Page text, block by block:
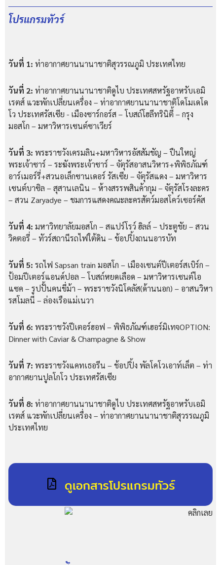
โปรแกรมทัวร์
วันที่ 1: ท่าอากาศยานนานาชาติสุวรรณภูมิ ประเทศไทย
วันที่ 2: ท่าอากาศยานนานาชาติดูไบ ประเทศสหรัฐอาหรับเอมิ
เรตส์ แวะพักเปลี่ยนเครื่อง – ท่าอากาศยานนานาชาติโดโมเดโด
โว ประเทศรัสเซีย - เมืองซาร์กอร์ส – โบสถ์โฮลีทรินิตี้ – กรุง
มอสโก – มหาวิหารเซนต์ซาเวียร์
วันที่ 3: พระราชวังเครมลิน+มหาวิหารอัสสัมชัญ – ปืนใหญ่
พระเจ้าซาร์ – ระฆังพระเจ้าซาร์ – จัตุรัสอาสนวิหาร+พิพิธภัณฑ์
อาร์เมอร์รี่+สวนอเล็กซานเดอร์ รัสเซีย – จัตุรัสแดง – มหาวิหาร
เซนต์บาซิล – สุสานเลนิน – ห้างสรรพสินค้ากุม – จัตุรัสโรงละคร
– สวน Zaryadye – ชมการแสดงคณะละครสัตว์มอสโคว์เซอร์คัส
วันที่ 4: มหาวิทยาลัยมอสโก – สแปร์โรว์ ฮิลล์ – ประตูชัย – สวน
วิคตอรี่ – ทัวร์สถานีรถไฟใต้ดิน – ช้อปปิ้งถนนอารบัท
วันที่ 5: รถไฟ Sapsan train มอสโก – เมืองเซนต์ปีเตอร์สเบิร์ก –
ป้อมปีเตอร์แอนด์ปอล – โบสถ์หยดเลือด – มหาวิหารเซนต์ไอ
แซค – รูปปั้นคนขี่ม้า – พระราชวังนิโคลัส(ด้านนอก) – อาสนวิหา
รสโมลนี – ล่องเรือแม่เนวา
วันที่ 6: พระราชวังปีเตอร์ฮอฟ – พิพิธภัณฑ์เฮอร์มิเทจOPTION:
Dinner with Caviar & Champagne & Show
วันที่ 7: พระราชวังแคทเธอรีน – ช้อปปิ้ง พัลโคโวเอาท์เล็ต – ท่า
อากาศยานปูลโกโว ประเทศรัสเซีย
วันที่ 8: ท่าอากาศยานนานาชาติดูไบ ประเทศสหรัฐอาหรับเอมิ
เรตส์ แวะพักเปลี่ยนเครื่อง – ท่าอากาศยานนานาชาติสุวรรณภูมิ
ประเทศไทย
ดูเอกสารโปรแกรมทัวร์